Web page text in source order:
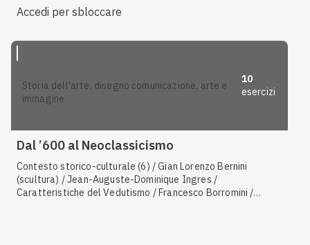
Accedi per sbloccare
storia dell'arte, disegno comunicazione, arte e
immagine
10
esercizi
Dal ’600 al Neoclassicismo
Contesto storico-culturale (6) / Gian Lorenzo Bernini
(scultura) / Jean-Auguste-Dominique Ingres /
Caratteristiche del Vedutismo / Francesco Borromini /